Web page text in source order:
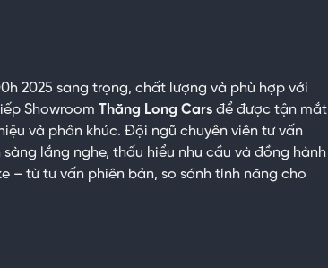
2025 sang trọng, chất lượng và phù hợp với
Showroom Thăng Long Cars để được tận mắt
và phân khúc. Đội ngũ chuyên viên tư vấn
sàng lắng nghe, thấu hiểu nhu cầu và đồng hành
– từ tư vấn phiên bản, so sánh tính năng cho